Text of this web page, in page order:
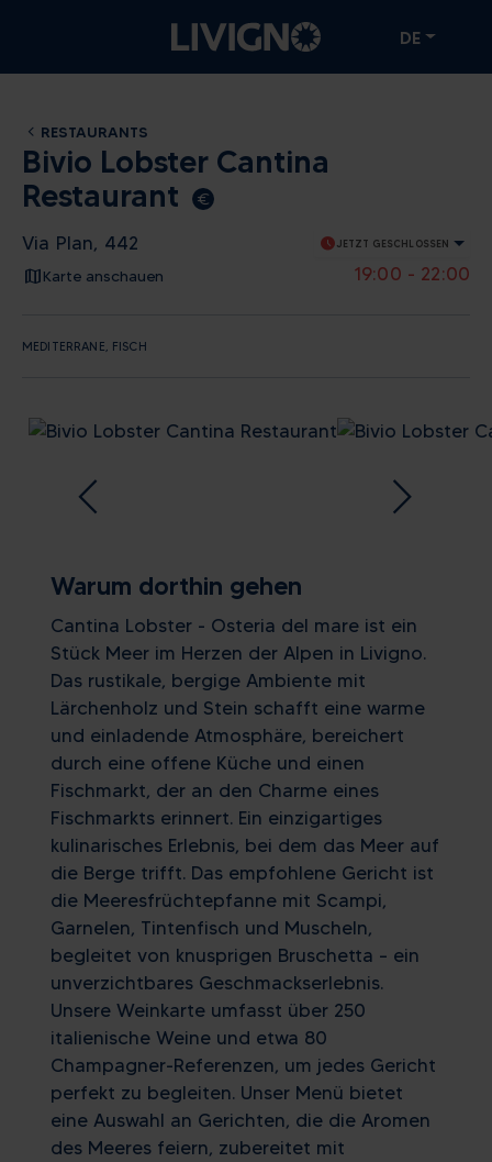
DE
RESTAURANTS
Bivio Lobster Cantina
Restaurant
euro_symbol
Via Plan, 442
Karte anschauen
scheduleJETZT GESCHLOSSEN
19:00 - 22:00
MEDITERRANE, FISCH
Warum dorthin gehen
Cantina Lobster - Osteria del mare ist ein
Stück Meer im Herzen der Alpen in Livigno.
Das rustikale, bergige Ambiente mit
Lärchenholz und Stein schafft eine warme
und einladende Atmosphäre, bereichert
durch eine offene Küche und einen
Fischmarkt, der an den Charme eines
Fischmarkts erinnert. Ein einzigartiges
kulinarisches Erlebnis, bei dem das Meer auf
die Berge trifft. Das empfohlene Gericht ist
die Meeresfrüchtepfanne mit Scampi,
Garnelen, Tintenfisch und Muscheln,
begleitet von knusprigen Bruschetta – ein
unverzichtbares Geschmackserlebnis.
Unsere Weinkarte umfasst über 250
italienische Weine und etwa 80
Champagner-Referenzen, um jedes Gericht
perfekt zu begleiten. Unser Menü bietet
eine Auswahl an Gerichten, die die Aromen
des Meeres feiern, zubereitet mit